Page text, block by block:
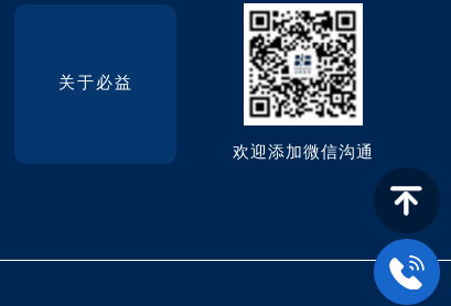
关于必益
欢迎添加微信沟通